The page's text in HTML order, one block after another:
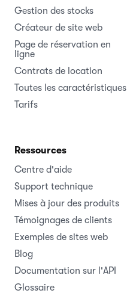
Gestion des stocks
Créateur de site web
Page de réservation en
ligne
Contrats de location
Toutes les caractéristiques
Tarifs
Ressources
Centre d'aide
Support technique
Mises à jour des produits
Témoignages de clients
Exemples de sites web
Blog
Documentation sur l'API
Glossaire